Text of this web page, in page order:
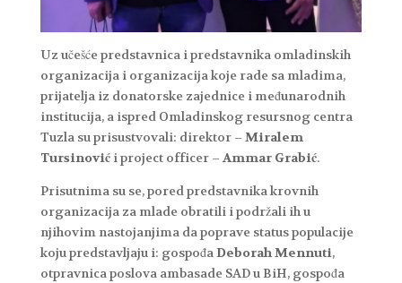
Uz učešće predstavnica i predstavnika omladinskih
organizacija i organizacija koje rade sa mladima,
prijatelja iz donatorske zajednice i međunarodnih
institucija, a ispred Omladinskog resursnog centra
Tuzla su prisustvovali: direktor – Miralem
Tursinovići project officer – Ammar Grabić.
Prisutnima su se, pored predstavnika krovnih
organizacija za mlade obratili i podržali ih u
njihovim nastojanjima da poprave status populacije
koju predstavljaju i: gospođaDeborah Mennuti,
otpravnica poslova ambasade SAD u BiH, gospođa